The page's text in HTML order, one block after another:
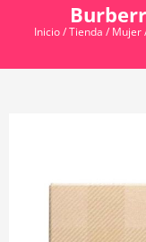
Inicio/Tienda / Mujer